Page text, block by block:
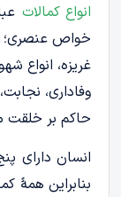
انواع کمالات
خواص عنصری؛
غریزه، انواع
وفاداری،
حاکم بر خلقت
انسان دارای
بنابراین همۀ